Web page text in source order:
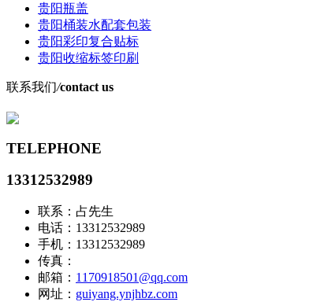
贵阳瓶盖
贵阳桶装水配套包装
贵阳彩印复合贴标
贵阳收缩标签印刷
联系我们/contact us
TELEPHONE
13312532989
联系：占先生
电话：13312532989
手机：13312532989
传真：
邮箱： 1170918501@qq.com
网址： guiyang.ynjhbz.com